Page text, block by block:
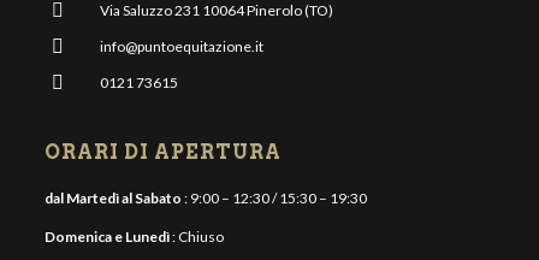
Via Saluzzo 231 10064 Pinerolo (TO)
info@puntoequitazione.it
0121 73615
ORARI DI APERTURA
dal Martedì al Sabato : 9:00 – 12:30 / 15:30 – 19:30
Domenica e Lunedì: Chiuso